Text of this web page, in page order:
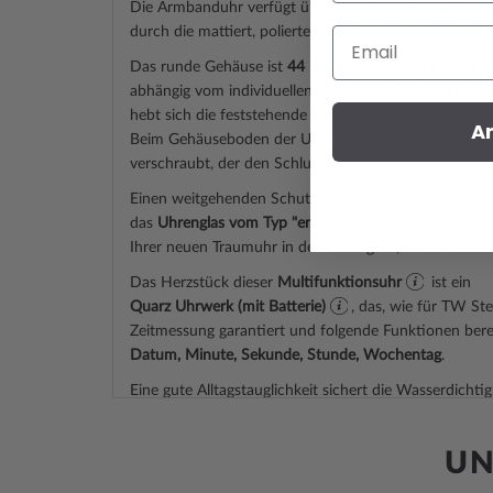
Die Armbanduhr verfügt über ein schwarzesGehäuse
durch die mattiert, polierte Oberfläche wie ein echter
Das runde Gehäuse ist 44 mm breit
abhängig vom individuellen Geschmack, nahezu jedes
hebt sich die feststehende Lünette dezent ab, ebenso
Beim Gehäuseboden der Uhr handelt es sich um
verschraubt, der den Schlusspunkt für ein
Einen weitgehenden Schutz vor unbeabsichtigten
das Uhrenglas vom Typ "entspiegelt, Saphirglas"
Ihrer neuen Traumuhr in der Farbe
Das Herzstück dieser Multifunktionsuhr
ist ein
Quarz Uhrwerk (mit Batterie)
, das, wie für TW
Zeitmessung garantiert und folgende Funktionen
Datum, Minute, Sekunde, Stunde, Wochentag.
Eine gute Alltagstauglichkeit sichert die
3 ATM: Wasserspritzer während des
5 ATM: Duschen & Baden ist mit dieser Uhr
Email